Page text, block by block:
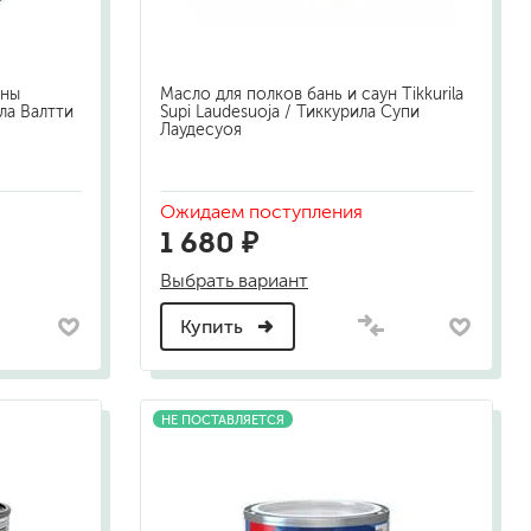
Валтти
Масло для полков бань и саун Tikkurila
Supi Laudesuoja / Тиккурила Супи
Лаудесуоя
Ожидаем поступления
1 680 ₽
Выбрать вариант
Купить
НЕ ПОСТАВЛЯЕТСЯ